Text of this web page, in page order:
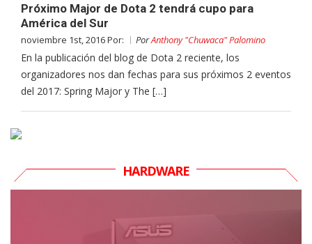
Próximo Major de Dota 2 tendrá cupo para
América del Sur
noviembre 1st, 2016 Por: PorAnthony "Chuwaca" Palomino
En la publicación del blog de Dota 2 reciente, los
organizadores nos dan fechas para sus próximos 2 eventos
del 2017: Spring Major y The […]
HARDWARE